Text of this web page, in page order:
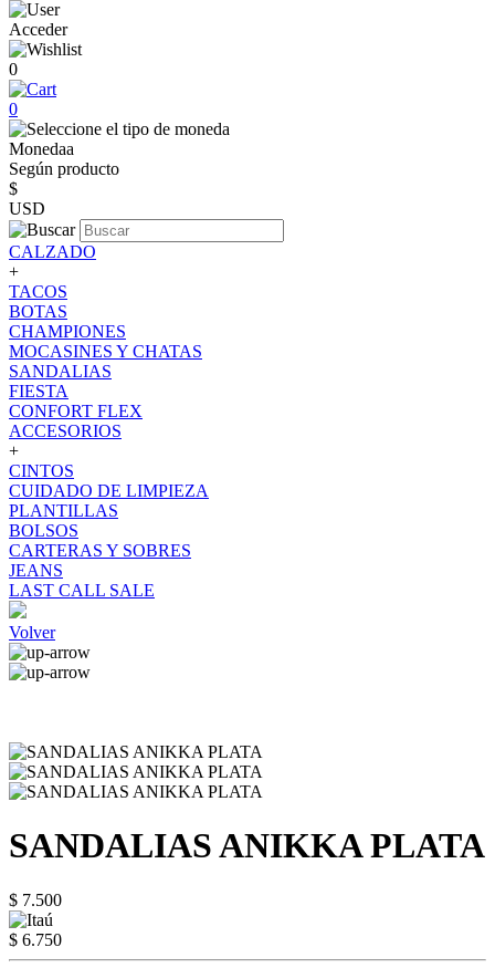
Acceder
0
0
Monedaa
Según producto
$
USD
CALZADO
+
TACOS
BOTAS
CHAMPIONES
MOCASINES Y CHATAS
SANDALIAS
FIESTA
CONFORT FLEX
ACCESORIOS
+
CINTOS
CUIDADO DE LIMPIEZA
PLANTILLAS
BOLSOS
CARTERAS Y SOBRES
JEANS
LAST CALL SALE
Volver
SANDALIAS ANIKKA PLATA
$ 7.500
$ 6.750